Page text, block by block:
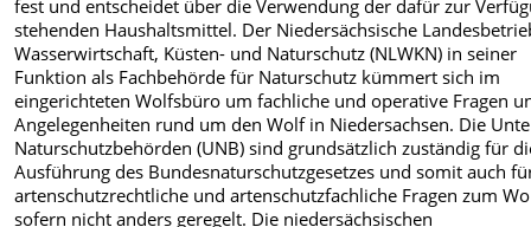
fest und entscheidet über die Verwendung der dafür zur
stehenden Haushaltsmittel. Der Niedersächsische
Wasserwirtschaft, Küsten- und Naturschutz (NLWKN) in seiner
Funktion als Fachbehörde für Naturschutz kümmert sich im
eingerichteten Wolfsbüro um fachliche und operative Fragen
Angelegenheiten rund um den Wolf in Niedersachsen. Die
Naturschutzbehörden (UNB) sind grundsätzlich zuständig für
Ausführung des Bundesnaturschutzgesetzes und somit auch
artenschutzrechtliche und artenschutzfachliche Fragen zum
sofern nicht anders geregelt. Die niedersächsischen